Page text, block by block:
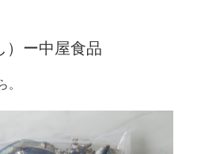
）ー中屋食品